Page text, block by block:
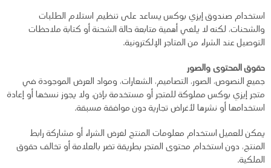
استخدام صندوق إيزي بوكس يساعد على تنظيم استلام الطلبات
والشحنات، لكنه لا يلغي أهمية متابعة حالة الشحنة أو كتابة ملاحظات
التوصيل عند الشراء من المتاجر الإلكترونية.
حقوق المحتوى والصور
جميع النصوص، الصور، التصاميم، الشعارات، ومواد العرض الموجودة في
متجر إيزي بوكس مملوكة للمتجر أو مستخدمة بإذن، ولا يجوز نسخها أو إعادة
استخدامها أو نشرها لأغراض تجارية دون موافقة مسبقة.
يمكن للعميل استخدام معلومات المنتج لغرض الشراء أو مشاركة رابط
المنتج، دون استخدام محتوى المتجر بطريقة تضر بالعلامة أو تخالف حقوق
الملكية.